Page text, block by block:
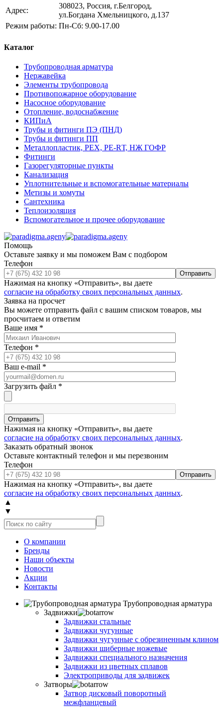
Адрес:
308023, Россия, г.Белгород,
ул.Богдана Хмельницкого, д.137
Режим работы: Пн-Сб: 9.00-17.00
Каталог
Трубопроводная арматура
Нержавейка
Элементы трубопровода
Противопожарное оборудование
Насосное оборудование
Отопление, водоснабжение
КИПиА
Трубы и фитинги ПЭ (ПНД)
Трубы и фитинги ПП
Металлопластик, РЕХ, РЕ-RТ, НЖ ГОФР
Фитинги
Газорегуляторные пункты
Канализация
Уплотнительные и вспомогательные материалы
Метизы и хомуты
Сантехника
Теплоизоляция
Вспомогательное и прочее оборудование
Помощь
Оставьте заявку и мы поможем Вам с подбором
Телефон
Отправить
Нажимая на кнопку «Отправить», вы даете
согласие на обработку своих персональных данных.
Заявка на просчет
Вы можете отправить файл с вашим списком товаров, мы
просчитаем и ответим
Ваше имя *
Телефон *
Ваш e-mail *
Загрузить файл *
Отправить
Нажимая на кнопку «Отправить», вы даете
согласие на обработку своих персональных данных.
Заказать обратный звонок
Оставьте контактный телефон и мы перезвоним
Телефон
Отправить
Нажимая на кнопку «Отправить», вы даете
согласие на обработку своих персональных данных.
▲
▼
О компании
Бренды
Наши объекты
Новости
Акции
Контакты
Трубопроводная арматура
Задвижки
Задвижки стальные
Задвижки чугунные
Задвижки чугунные с обрезиненным клином
Задвижки шиберные ножевые
Задвижки специального назначения
Задвижки из цветных сплавов
Электроприводы для задвижек
Затворы
Затвор дисковый поворотный
межфланцевый